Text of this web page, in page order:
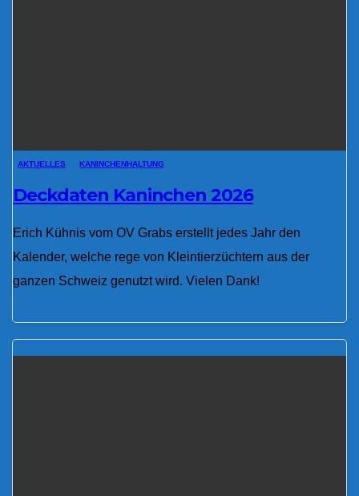
AKTUELLES KANINCHENHALTUNG
Deckdaten Kaninchen 2026
Erich Kühnis vom OV Grabs erstellt jedes Jahr den
Kalender, welche rege von Kleintierzüchtern aus der
ganzen Schweiz genutzt wird. Vielen Dank!